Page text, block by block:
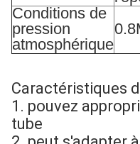
Conditions de
pression
atmosphérique
Caractéristiques
1. pouvez
tube